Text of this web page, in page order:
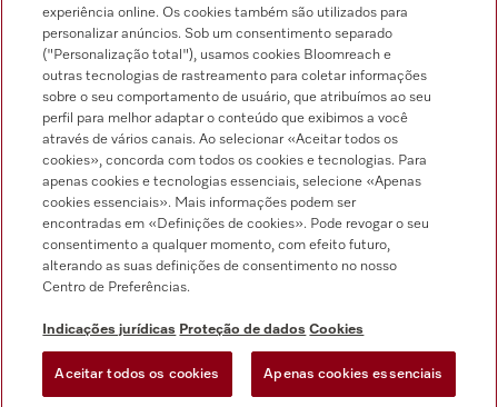
Siga a Miele Professional
Proteção de dados
Condições gerais
experiência online. Os cookies também são utilizados para
personalizar anúncios. Sob um consentimento separado
("Personalização total"), usamos cookies Bloomreach e
outras tecnologias de rastreamento para coletar informações
sobre o seu comportamento de usuário, que atribuímos ao seu
perfil para melhor adaptar o conteúdo que exibimos a você
através de vários canais. Ao selecionar «Aceitar todos os
cookies», concorda com todos os cookies e tecnologias. Para
apenas cookies e tecnologias essenciais, selecione «Apenas
cookies essenciais». Mais informações podem ser
encontradas em «Definições de cookies». Pode revogar o seu
consentimento a qualquer momento, com efeito futuro,
alterando as suas definições de consentimento no nosso
Centro de Preferências.
Indicações jurídicas Proteção de dados Cookies
Aceitar todos os cookies Apenas cookies essenciais